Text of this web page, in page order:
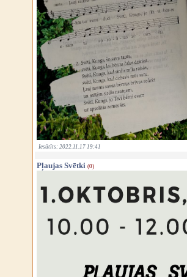
Iesūtīts: 2022.11.17 19:41
Pļaujas Svētki (0)